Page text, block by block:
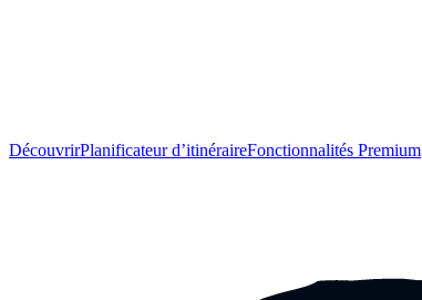
DécouvrirPlanificateur d’itinéraireFonctionnalités Premium